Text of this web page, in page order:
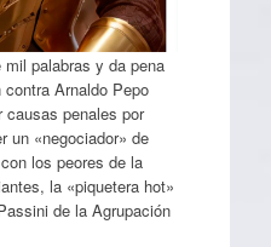
palabras y da pena
Arnaldo Pepo
causas penales por
un «negociador» de
los peores de la
la «piquetera hot»
de la Agrupación